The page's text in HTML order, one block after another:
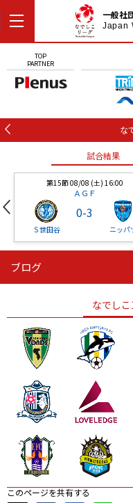
一般社
Japan
TOP
PARTNER
な
試合結果
第15節 08/08 (土) 16:00
ＡＧＦ
Ｓ世田谷
0-3
ニッパ
ニッパツ
ニッパツ 名古屋
ブログ
なでし
このページを共有する